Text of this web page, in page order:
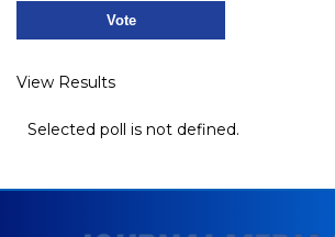
View Results
Selected poll is not defined.